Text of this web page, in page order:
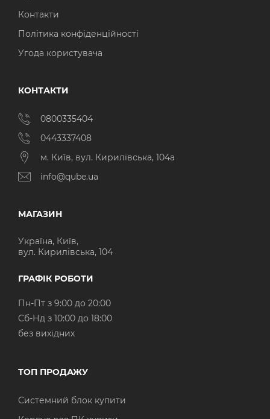
Контакти
Політика конфіденційності
Угода користувача
КОНТАКТИ
0800335404
0443337408
м. Київ, вул. Кирилівська, 104а
info@qube.ua
МАГАЗИН
Україна, Київ,
вул. Кирилівська, 104
ГРАФІК РОБОТИ
Пн-Пт з 9:00 до 20:00
Cб-Нд з 10:00 до 18:00
без вихідних
ТОП ПРОДАЖУ
Системний блок купити